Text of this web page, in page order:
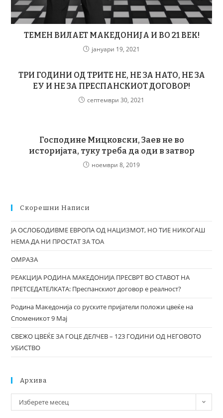
ТЕМЕН ВИЛАЕТ МАКЕДОНИЈА И ВО 21 ВЕК!
јануари 19, 2021
ТРИ ГОДИНИ ОД ТРИТЕ НЕ, НЕ ЗА НАТО, НЕ ЗА
ЕУ И НЕ ЗА ПРЕСПАНСКИОТ ДОГОВОР!
септември 30, 2021
Господине Мицковски, Заев не во
историјата, туку треба да оди в затвор
ноември 8, 2019
Скорешни Написи
ЈА ОСЛОБОДИВМЕ ЕВРОПА ОД НАЦИЗМОТ, НО ТИЕ НИКОГАШ
НЕМА ДА НИ ПРОСТАТ ЗА ТОА
ОМРАЗА
РЕАКЦИЈА РОДИНА МАКЕДОНИЈА ПРЕСВРТ ВО СТАВОТ НА
ПРЕТСЕДАТЕЛКАТА: Преспанскиот договор е реалност?
Родина Македонија со руските пријатели положи цвеќе на
Споменикот 9 Мај
СВЕЖО ЦВЕЌЕ ЗА ГОЦЕ ДЕЛЧЕВ – 123 ГОДИНИ ОД НЕГОВОТО
УБИСТВО
Архива
Изберете месец